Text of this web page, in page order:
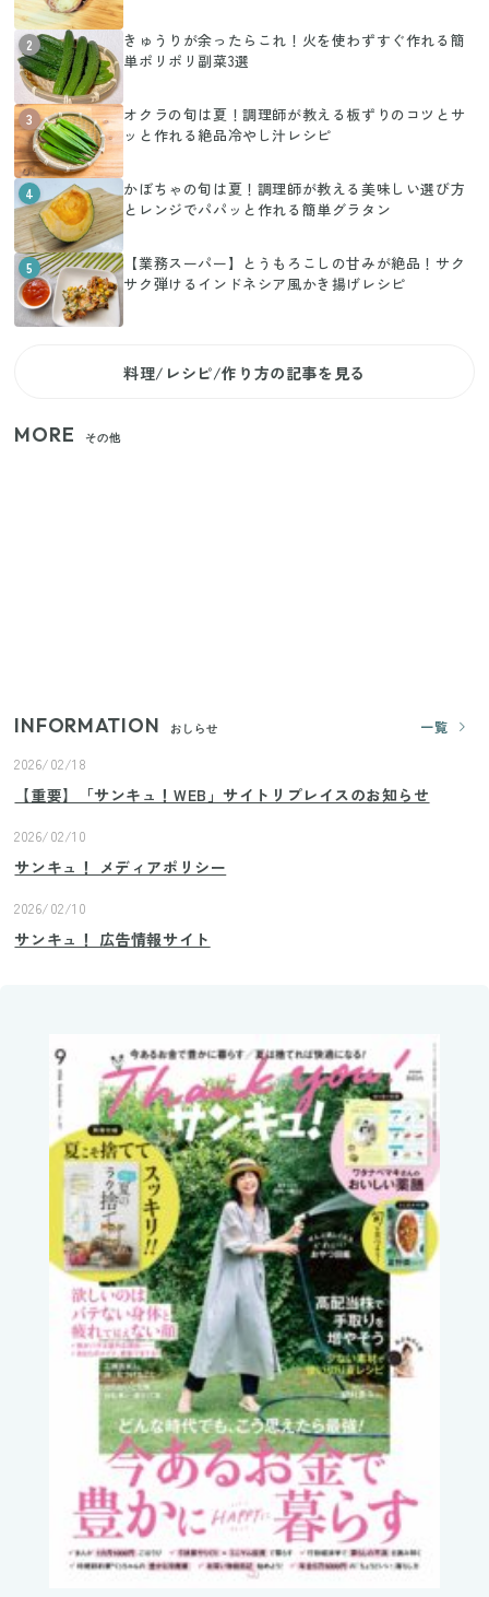
2
きゅうりが余ったらこれ！火を使わずすぐ作れる簡
単ポリポリ副菜3選
3
オクラの旬は夏！調理師が教える板ずりのコツとサ
ッと作れる絶品冷やし汁レシピ
4
かぼちゃの旬は夏！調理師が教える美味しい選び方
とレンジでパパッと作れる簡単グラタン
5
【業務スーパー】とうもろこしの甘みが絶品！サク
サク弾けるインドネシア風かき揚げレシピ
料理/レシピ/作り方の記事を見る
MORE その他
INFORMATION おしらせ
一覧
2026/02/18
【重要】「サンキュ！WEB」サイトリプレイスのお知らせ
2026/02/10
サンキュ！ メディアポリシー
2026/02/10
サンキュ！ 広告情報サイト